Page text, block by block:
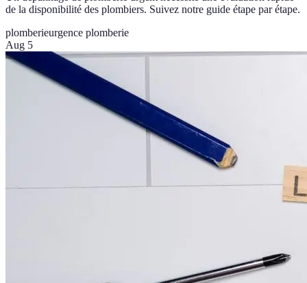
de la disponibilité des plombiers. Suivez notre guide étape par étape.
plomberieurgence plomberie
Aug 5